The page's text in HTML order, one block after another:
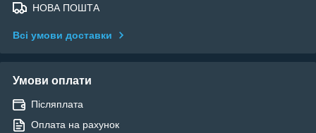
НОВА ПОШТА
Всі умови доставки
Умови оплати
Післяплата
Оплата на рахунок